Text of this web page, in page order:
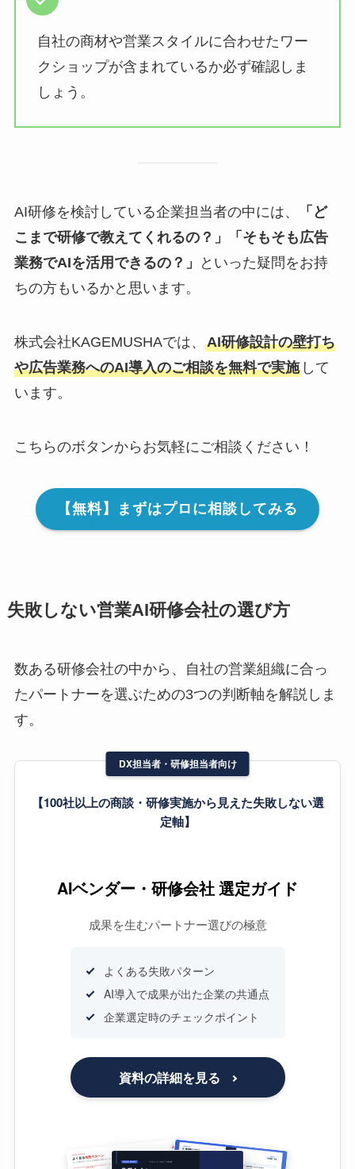
自社の商材や営業スタイルに合わせたワー
クショップが含まれているか必ず確認しま
しょう。
AI研修を検討している企業担当者の中には、
「ど
こまで研修で教えてくれるの？」「そもそも広告
業務でAIを活用できるの？」
といった疑問をお持
ちの方もいるかと思います。
株式会社KAGEMUSHAでは、 AI研修設計の壁打ち
や広告業務へのAI導入のご相談を無料で実施して
います。
こちらのボタンからお気軽にご相談ください！
【無料】まずはプロに相談してみる
失敗しない営業AI研修会社の選び方
数ある研修会社の中から、自社の営業組織に合っ
たパートナーを選ぶための3つの判断軸を解説しま
す。
DX担当者・研修担当者向け
【100社以上の商談・研修実施から見えた失敗しない選
定軸】
AIベンダー・研修会社 選定ガイド
成果を生むパートナー選びの極意
よくある失敗パターン
AI導入で成果が出た企業の共通点
企業選定時のチェックポイント
資料の詳細を見る